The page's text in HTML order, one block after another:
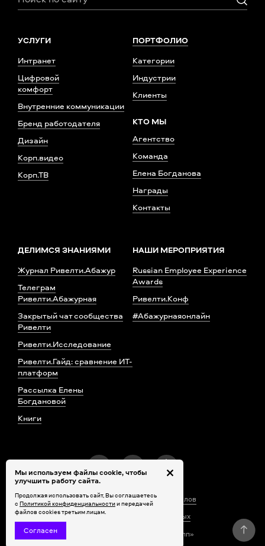
УСЛУГИ
Интранет
Цифровой
комфорт
Внутренние коммуникации
Бренд работодателя
Дизайн
Корп.видео
Корп.ТВ
ПОРТФОЛИО
Категории
Индустрии
Клиенты
КТО МЫ
Агентство
Команда
Елена Богданова
Награды
Контакты
ДЕЛИМСЯ ЗНАНИЯМИ
Журнал Ривелти.Абажур
Телеграм
Ривелти.Абажурная
Закрытый чат сообщества
Ривелти
Ривелти.Исследование
Ривелти.Гайд: сравнение ИТ-
платформ
Рассылка Елены
Богдановой
Книги
НАШИ МЕРОПРИЯТИЯ
Russian Employee Experience
Awards
Ривелти.Конф
#Абажурнаяонлайн
Правила использования материалов
Обработка персональных данных
© 2010–2026 ООО «Ривелти Групп»
Мы используем файлы cookie, чтобы
улучшить работу сайта.
Продолжая использовать сайт, Вы соглашаетесь
с Политикой конфиденциальностии передачей
файлов cookies третьим лицам.
Согласен